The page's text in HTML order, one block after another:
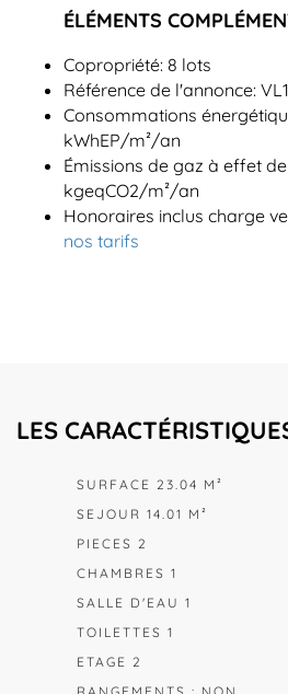
ÉLÉMENTS
Copropriété: 8 lots
Référence de l'annonce:
Consommations
kWhEP/m²/an
Émissions de gaz à effet de
kgeqCO2/m²/an
Honoraires inclus charge
nos tarifs
LES
SURFACE 23.04 M²
SEJOUR 14.01 M²
PIECES 2
CHAMBRES 1
SALLE D'EAU 1
TOILETTES 1
ETAGE 2